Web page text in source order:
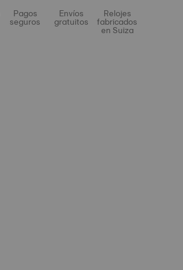
Pagos
seguros
Envíos
gratuitos
Relojes
fabricados
en Suiza